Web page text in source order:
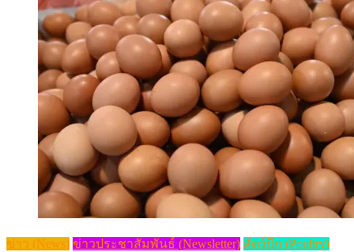
ข่าว (News) ข่าวประชาสัมพันธ์ (Newsletter) สัตว์ปีก (Poultry)